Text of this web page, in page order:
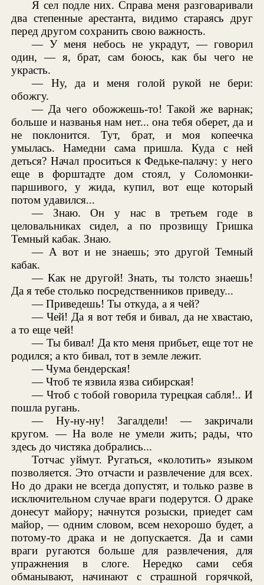
Я сел подле них. Справа меня разговаривали
два степенные арестанта, видимо стараясь друг
перед другом сохранить свою важность.
— У меня небось не украдут, — говорил
один, — я, брат, сам боюсь, как бы чего не
украсть.
— Ну, да и меня голой рукой не бери:
обожгу.
— Да чего обожжешь-то! Такой же варнак;
больше и названья нам нет... она тебя оберет, да и
не поклонится. Тут, брат, и моя копеечка
умылась. Намедни сама пришла. Куда с ней
деться? Начал проситься к Федьке-палачу: у него
еще в форштадте дом стоял, у Соломонки-
паршивого, у жида, купил, вот еще который
потом удавился...
— Знаю. Он у нас в третьем годе в
целовальниках сидел, а по прозвищу Гришка
Темный кабак. Знаю.
— А вот и не знаешь; это другой Темный
кабак.
— Как не другой! Знать, ты толсто знаешь!
Да я тебе столько посредственников приведу...
— Приведешь! Ты откуда, а я чей?
— Чей! Да я вот тебя и бивал, да не хвастаю,
а то еще чей!
— Ты бивал! Да кто меня прибьет, еще тот не
родился; а кто бивал, тот в земле лежит.
— Чума бендерская!
— Чтоб те язвила язва сибирская!
— Чтоб с тобой говорила турецкая сабля!.. И
пошла ругань.
— Ну-ну-ну! Загалдели! — закричали
кругом. — На воле не умели жить; рады, что
здесь до чистяка добрались...
Тотчас уймут. Ругаться, «колотить» языком
позволяется. Это отчасти и развлечение для всех.
Но до драки не всегда допустят, и только разве в
исключительном случае враги подерутся. О драке
донесут майору; начнутся розыски, приедет сам
майор, — одним словом, всем нехорошо будет, а
потому-то драка и не допускается. Да и сами
враги ругаются больше для развлечения, для
упражнения в слоге. Нередко сами себя
обманывают, начинают с страшной горячкой,